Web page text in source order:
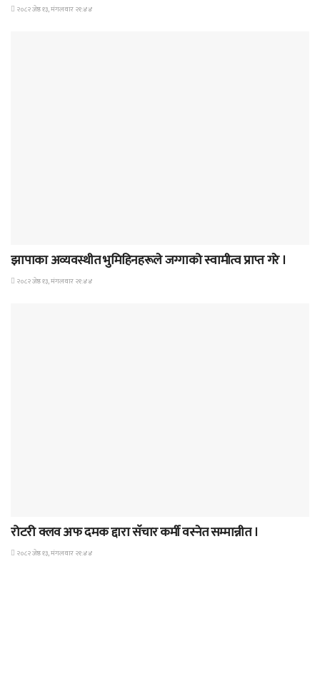
२०८२ जेष्ठ १३, मंगलवार २१:४४
झापाका अव्यवस्थीत भुमिहिनहरूले जग्गाको स्वामीत्व प्राप्त गरे ।
२०८२ जेष्ठ १३, मंगलवार २१:४४
रोटरी क्लव अफ दमक द्दारा सॅचार कर्मी वस्नेत सम्मान्नीत ।
२०८२ जेष्ठ १३, मंगलवार २१:४४